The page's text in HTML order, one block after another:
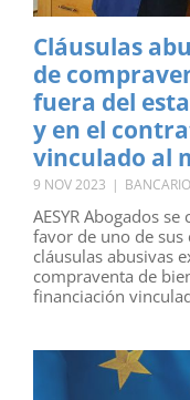
Cláusulas
de
fuera del
y en el
vinculado al
9 NOV 2023 | BANCARIO
AESYR Abogados
favor de uno de sus
cláusulas abusivas
compraventa de
financiación